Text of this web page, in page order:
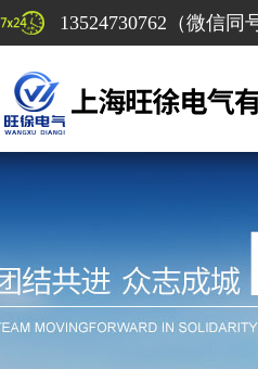
13524730762（微信